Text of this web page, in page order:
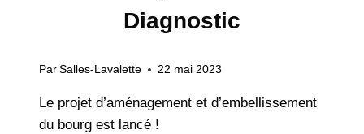
Diagnostic
Par Salles-Lavalette 22 mai 2023
Le projet d’aménagement et d’embellissement
du bourg est lancé !